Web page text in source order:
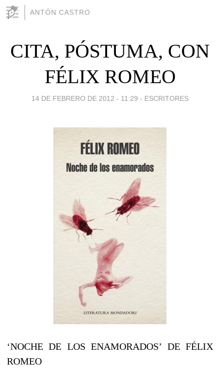
ANTÓN CASTRO
CITA, PÓSTUMA, CON
FÉLIX ROMEO
14 DE FEBRERO DE 2012 - 11:29 - ESCRITORES
‘NOCHE DE LOS ENAMORADOS’ DE FÉLIX
ROMEO